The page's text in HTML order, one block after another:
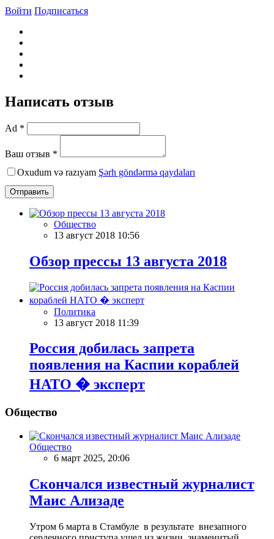
Войти Подписаться
Написать отзыв
Ad *
Ваш отзыв *
Oxudum və razıyam Şərh göndərmə qaydaları
Отправить
Общество
13 август 2018 10:56
Обзор прессы 13 августа 2018
Политика
13 август 2018 11:39
Россия добилась запрета
появления на Каспии кораблей
НАТО � эксперт
Общество
Общество
6 март 2025, 20:06
Скончался известный журналист
Маис Ализаде
Утром 6 марта в Стамбуле в результате внезапного